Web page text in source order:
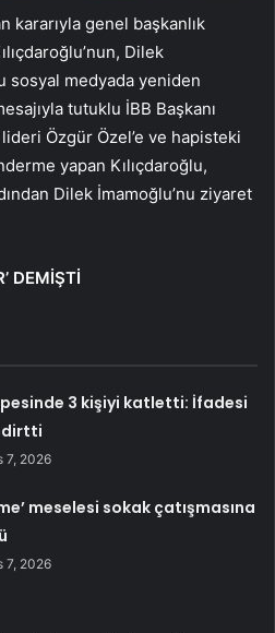
kararıyla genel başkanlık
Dilek
sosyal medyada yeniden
tutuklu İBB Başkanı
Özgür Özel’e ve hapisteki
yapan Kılıçdaroğlu,
Dilek İmamoğlu’nu ziyaret
DEMİŞTİ
3 kişiyi katletti: İfadesi
7, 2026
meselesi sokak çatışmasına
7, 2026